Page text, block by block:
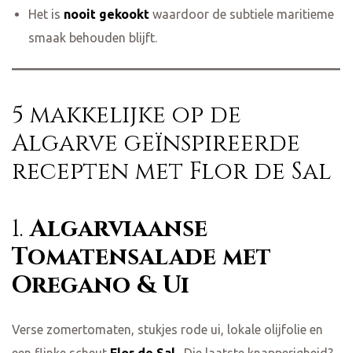
Het is nooit gekooktwaardoor de subtiele maritieme
smaak behouden blijft.
5 makkelijke op de
Algarve geïnspireerde
recepten met Flor de Sal
1.Algarviaanse
Tomatensalade met
Oregano & Ui
Verse zomertomaten, stukjes rode ui, lokale olijfolie en